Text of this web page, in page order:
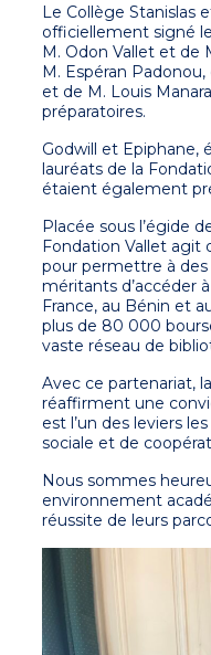
Le Collège Stanislas
officiellement signé
M. Odon Vallet et de
M. Espéran
et de M. Louis
préparatoires.
Godwill et Epiphane,
lauréats de la
étaient également
Placée sous l’égide
Fondation Vallet agit
pour permettre à
méritants d’accéder
France, au Bénin et
plus de 80 000
vaste réseau de
Avec ce partenariat,
réaffirment une
est l’un des leviers
sociale et de
Nous sommes
environnement
réussite de leurs